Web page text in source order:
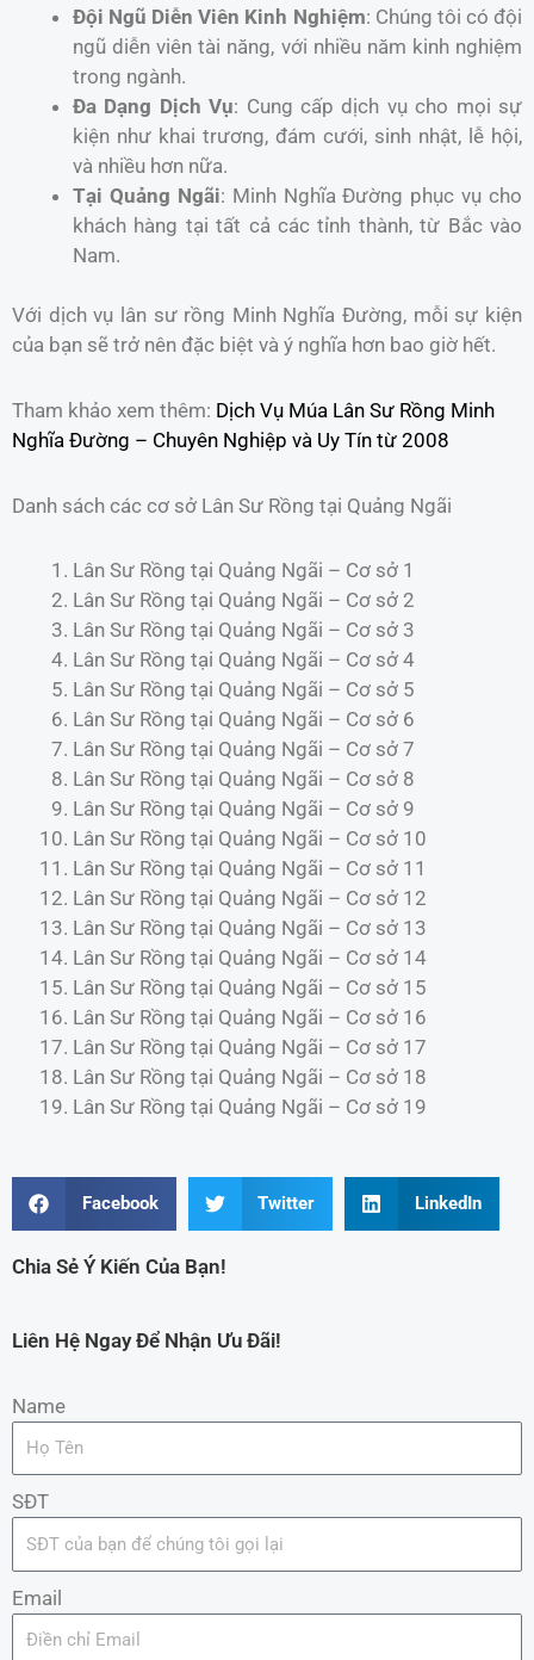
Đội Ngũ Diễn Viên Kinh Nghiệm: Chúng tôi có đội
ngũ diễn viên tài năng, với nhiều năm kinh nghiệm
trong ngành.
Đa Dạng Dịch Vụ: Cung cấp dịch vụ cho mọi sự
kiện như khai trương, đám cưới, sinh nhật, lễ hội,
và nhiều hơn nữa.
Tại Quảng Ngãi: Minh Nghĩa Đường phục vụ cho
khách hàng tại tất cả các tỉnh thành, từ Bắc vào
Nam.
Với dịch vụ lân sư rồng Minh Nghĩa Đường, mỗi sự kiện
của bạn sẽ trở nên đặc biệt và ý nghĩa hơn bao giờ hết.
Tham khảo xem thêm: Dịch Vụ Múa Lân Sư Rồng Minh
Nghĩa Đường – Chuyên Nghiệp và Uy Tín từ 2008
Danh sách các cơ sở Lân Sư Rồng tại Quảng Ngãi
Lân Sư Rồng tại Quảng Ngãi – Cơ sở 1
Lân Sư Rồng tại Quảng Ngãi – Cơ sở 2
Lân Sư Rồng tại Quảng Ngãi – Cơ sở 3
Lân Sư Rồng tại Quảng Ngãi – Cơ sở 4
Lân Sư Rồng tại Quảng Ngãi – Cơ sở 5
Lân Sư Rồng tại Quảng Ngãi – Cơ sở 6
Lân Sư Rồng tại Quảng Ngãi – Cơ sở 7
Lân Sư Rồng tại Quảng Ngãi – Cơ sở 8
Lân Sư Rồng tại Quảng Ngãi – Cơ sở 9
Lân Sư Rồng tại Quảng Ngãi – Cơ sở 10
Lân Sư Rồng tại Quảng Ngãi – Cơ sở 11
Lân Sư Rồng tại Quảng Ngãi – Cơ sở 12
Lân Sư Rồng tại Quảng Ngãi – Cơ sở 13
Lân Sư Rồng tại Quảng Ngãi – Cơ sở 14
Lân Sư Rồng tại Quảng Ngãi – Cơ sở 15
Lân Sư Rồng tại Quảng Ngãi – Cơ sở 16
Lân Sư Rồng tại Quảng Ngãi – Cơ sở 17
Lân Sư Rồng tại Quảng Ngãi – Cơ sở 18
Lân Sư Rồng tại Quảng Ngãi – Cơ sở 19
Facebook Twitter LinkedIn
Chia Sẻ Ý Kiến Của Bạn!
Liên Hệ Ngay Để Nhận Ưu Đãi!
Name
SĐT
Email